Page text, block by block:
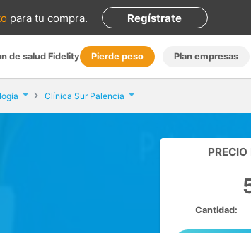
para tu compra. Regístrate
de salud Fidelity Pierde peso Plan empresas
Clínica Sur Palencia
Cantidad: